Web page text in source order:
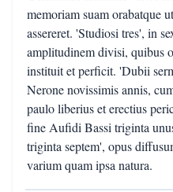
memoriam suam orabatque
assereret. 'Studiosi tres', in
amplitudinem divisi, quibus
instituit et perficit. 'Dubii
Nerone novissimis annis,
paulo liberius et erectius
fine Aufidi Bassi triginta
triginta septem', opus
varium quam ipsa natura.